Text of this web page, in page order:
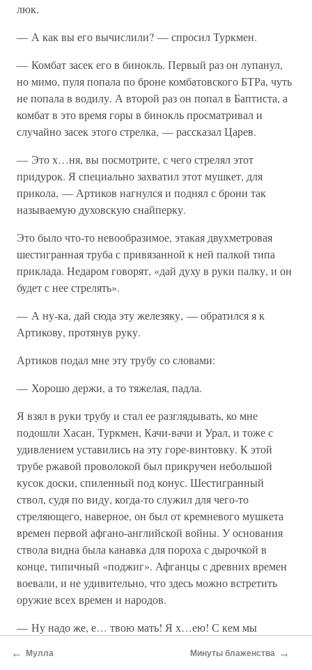
люк.
— А как вы его вычислили? — спросил Туркмен.
— Комбат засек его в бинокль. Первый раз он лупанул,
но мимо, пуля попала по броне комбатовского БТРа, чуть
не попала в водилу. А второй раз он попал в Баптиста, а
комбат в это время горы в бинокль просматривал и
случайно засек этого стрелка, — рассказал Царев.
— Это х…ня, вы посмотрите, с чего стрелял этот
придурок. Я специально захватил этот мушкет, для
прикола, — Артиков нагнулся и поднял с брони так
называемую духовскую снайперку.
Это было что-то невообразимое, этакая двухметровая
шестигранная труба с привязанной к ней палкой типа
приклада. Недаром говорят, «дай духу в руки палку, и он
будет с нее стрелять».
— А ну-ка, дай сюда эту железяку, — обратился я к
Артикову, протянув руку.
Артиков подал мне эту трубу со словами:
— Хорошо держи, а то тяжелая, падла.
Я взял в руки трубу и стал ее разглядывать, ко мне
подошли Хасан, Туркмен, Качи-вачи и Урал, и тоже с
удивлением уставились на эту горе-винтовку. К этой
трубе ржавой проволокой был прикручен небольшой
кусок доски, спиленный под конус. Шестигранный
ствол, судя по виду, когда-то служил для чего-то
стреляющего, наверное, он был от кремневого мушкета
времен первой афгано-английской войны. У основания
ствола видна была канавка для пороха с дырочкой в
конце, типичный «поджиг». Афганцы с древних времен
воевали, и не удивительно, что здесь можно встретить
оружие всех времен и народов.
— Ну надо же, е… твою мать! Я х…ею! С кем мы
духовский ствол.
← Мулла Минуты блаженства →